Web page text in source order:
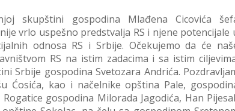
skupštini gospodina Mlađena Cicovića
vrlo uspešno predstvalja RS i njene potencijale
odnosa RS i Srbije. Očekujemo da će
RS na istim zadacima i sa istim
Srbije gospodina Svetozara Andrića.
Ćosića, kao i načelnike opština Pale,
gospodina Milorada Jagodića, Han